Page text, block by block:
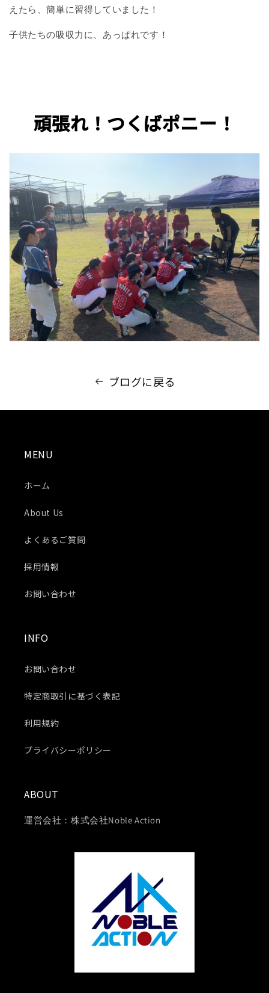
えたら、簡単に習得していました！
子供たちの吸収力に、あっぱれです！
頑張れ！つくばポニー ！
ブログに戻る
MENU
ホーム
About Us
よくあるご質問
採用情報
お問い合わせ
INFO
お問い合わせ
特定商取引に基づく表記
利用規約
プライバシーポリシー
ABOUT
運営会社：株式会社Noble Action